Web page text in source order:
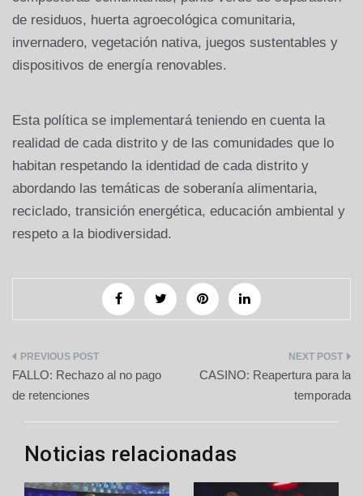
de residuos, huerta agroecológica comunitaria,
invernadero, vegetación nativa, juegos sustentables y
dispositivos de energía renovables.
Esta política se implementará teniendo en cuenta la
realidad de cada distrito y de las comunidades que lo
habitan respetando la identidad de cada distrito y
abordando las temáticas de soberanía alimentaria,
reciclado, transición energética, educación ambiental y
respeto a la biodiversidad.
Navegación
de
entradas
FALLO: Rechazo al no pago
de retenciones
CASINO: Reapertura para la
temporada
Noticias relacionadas